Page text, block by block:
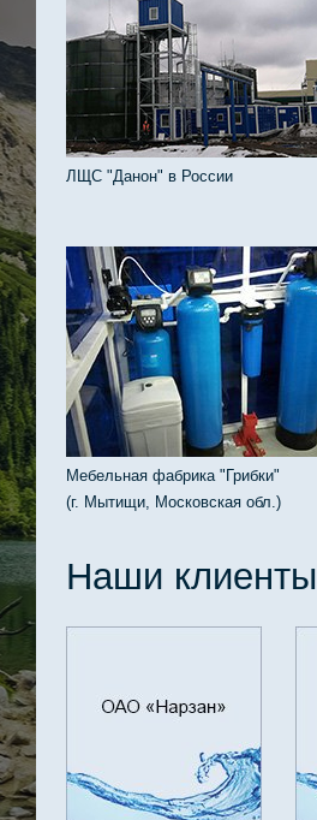
ЛЩС "Данон" в России
Мебельная фабрика "Грибки"
(г. Мытищи, Московская обл.)
Наши клиенты